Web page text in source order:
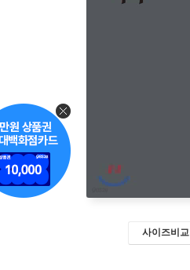
사이즈비교